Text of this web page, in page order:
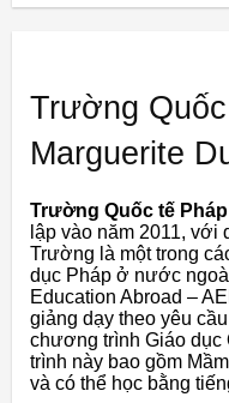
Trường
Marguerite
Trường Quốc tế
lập vào năm 2011, với
Trường là một trong
dục Pháp ở nước
Education Abroad –
giảng dạy theo yêu
chương trình Giáo dục
trình này bao gồm
và có thể học bằng